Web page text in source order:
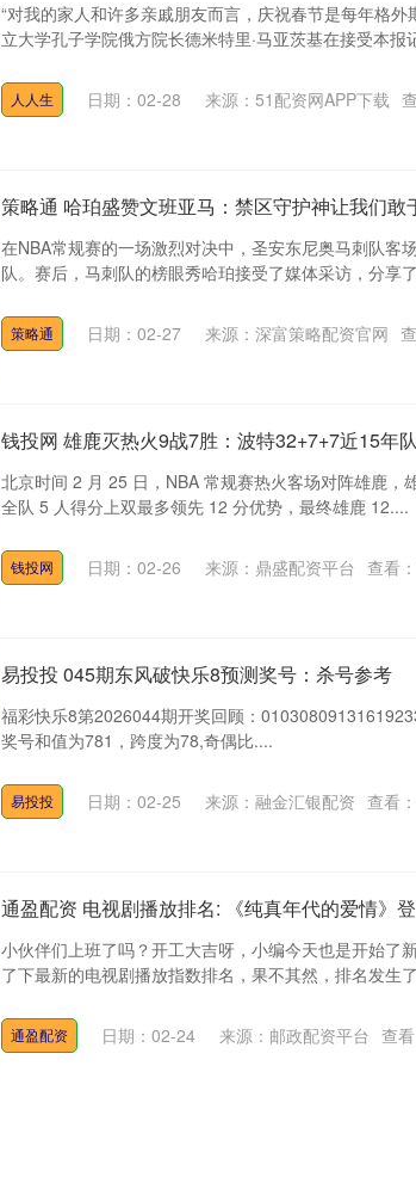
“对我的家人和许多亲戚朋友而言，庆祝春节是每年格
立大学孔子学院俄方院长德米特里·马亚茨基在接受本
人人生 日期：02-28 来源：51配资网APP下载
策略通 哈珀盛赞文班亚马：禁区守护神让我们敢
在NBA常规赛的一场激烈对决中，圣安东尼奥马刺队客
队。赛后，马刺队的榜眼秀哈珀接受了媒体采访，分享
策略通 日期：02-27 来源：深富策略配资官网
钱投网 雄鹿灭热火9战7胜：波特32+7+7近15年
北京时间 2 月 25 日，NBA 常规赛热火客场对阵雄鹿，
全队 5 人得分上双最多领先 12 分优势，最终雄鹿 12....
钱投网 日期：02-26 来源：鼎盛配资平台 查看：
易投投 045期东风破快乐8预测奖号：杀号参考
福彩快乐8第2026044期开奖回顾：
奖号和值为781，跨度为78,奇偶比....
易投投 日期：02-25 来源：融金汇银配资 查看：
通盈配资 电视剧播放排名: 《纯真年代的爱情》
小伙伴们上班了吗？开工大吉呀，小编今天也是开始了
了下最新的电视剧播放指数排名，果不其然，排名发生
通盈配资 日期：02-24 来源：邮政配资平台 查看